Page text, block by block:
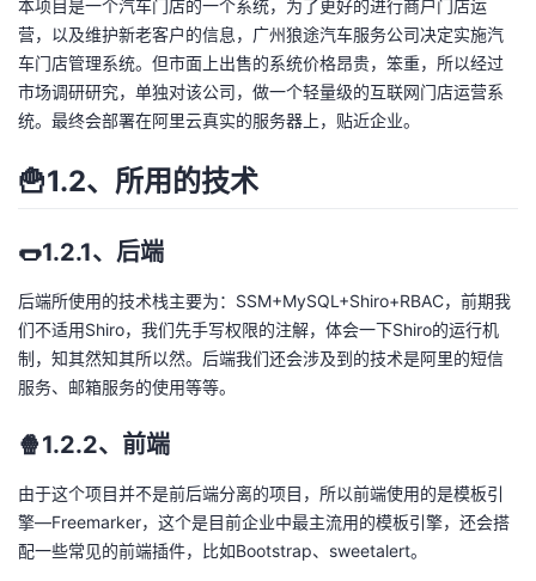
者
我
的
博
客
我
的
论
坛
我
的
圈
子
我
的
直
我
的
我
注
开
的
我
本项目是一个汽车门店的一个系统，为了更好的进行商户门店运
营，以及维护新老客户的信息，广州狼途汽车服务公司决定实施汽
车门店管理系统。但市面上出售的系统价格昂贵，笨重，所以经过
市场调研研究，单独对该公司，做一个轻量级的互联网门店运营系
统。最终会部署在阿里云真实的服务器上，贴近企业。
🍟1.2、所用的技术
🌭1.2.1、后端
后端所使用的技术栈主要为：SSM+MySQL+Shiro+RBAC，前期我
们不适用Shiro，我们先手写权限的注解，体会一下Shiro的运行机
制，知其然知其所以然。后端我们还会涉及到的技术是阿里的短信
服务、邮箱服务的使用等等。
🍿1.2.2、前端
由于这个项目并不是前后端分离的项目，所以前端使用的是模板引
擎—Freemarker，这个是目前企业中最主流用的模板引擎，还会搭
配一些常见的前端插件，比如Bootstrap、sweetalert。